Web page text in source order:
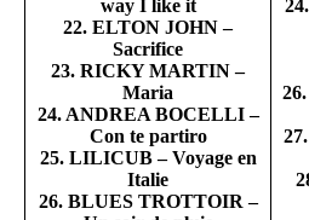
way I like it
22. ELTON JOHN –
Sacrifice
23. RICKY MARTIN –
Maria
24. ANDREA BOCELLI –
Con te partiro
25. LILICUB – Voyage en
Italie
26. BLUES TROTTOIR –